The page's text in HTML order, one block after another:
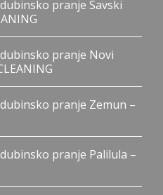
pranje Savski
pranje Novi
pranje Zemun –
pranje Palilula –